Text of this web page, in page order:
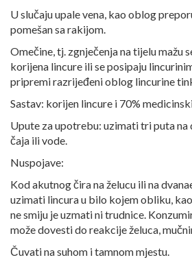
U slučaju upale vena, kao oblog
pomešan sa rakijom.
Omečine, tj. zgnječenja na tijelu mažu
korijena lincure ili se posipaju
pripremi razrijeđeni oblog lincurine
Sastav: korijen lincure i 70%
Upute za upotrebu: uzimati tri puta na
čaja ili vode.
Nuspojave:
Kod akutnog čira na želucu ili na
uzimati lincura u bilo kojem obliku,
ne smiju je uzmati ni trudnice.
može dovesti do reakcije želuca,
Čuvati na suhom i tamnom mjestu.